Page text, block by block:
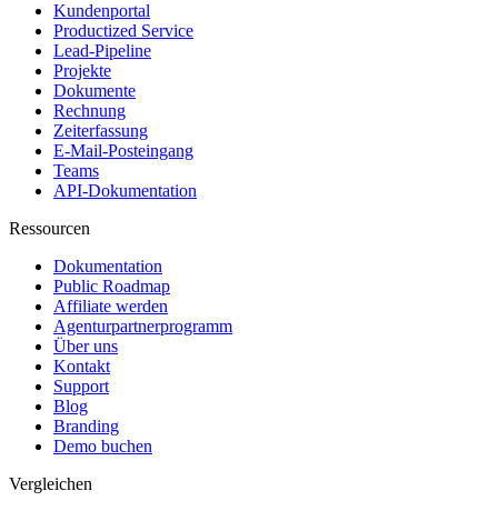
Kundenportal
Productized Service
Lead-Pipeline
Projekte
Dokumente
Rechnung
Zeiterfassung
E-Mail-Posteingang
Teams
API-Dokumentation
Ressourcen
Dokumentation
Public Roadmap
Affiliate werden
Agenturpartnerprogramm
Über uns
Kontakt
Support
Blog
Branding
Demo buchen
Vergleichen